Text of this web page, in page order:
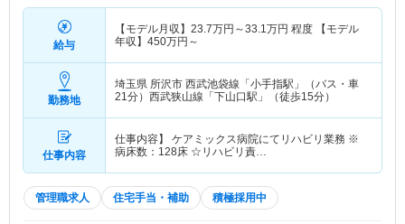
給与
【モデル月収】 23.7万円～33.1万円 程度 【モデル
年収】 450万円～
勤務地
埼玉県 所沢市 西武池袋線「小手指駅」（バス・車
21分）西武狭山線「下山口駅」（徒歩15分）
仕事内容
仕事内容】 ケアミックス病院にてリハビリ業務 ※
病床数：128床 ☆リハビリ責…
管理職求人 住宅手当・補助 積極採用中